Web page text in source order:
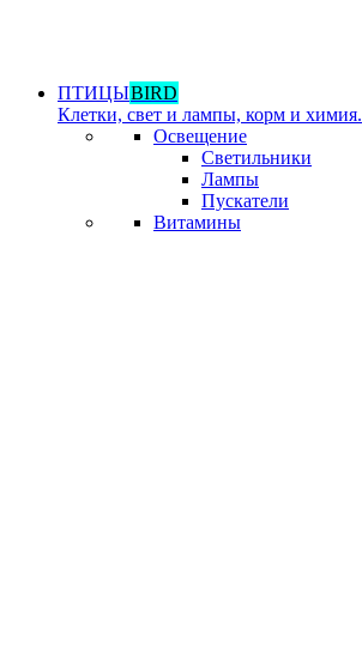
ПТИЦЫBIRD
Клетки, свет и лампы, корм и химия.
Освещение
Светильники
Лампы
Пускатели
Витамины